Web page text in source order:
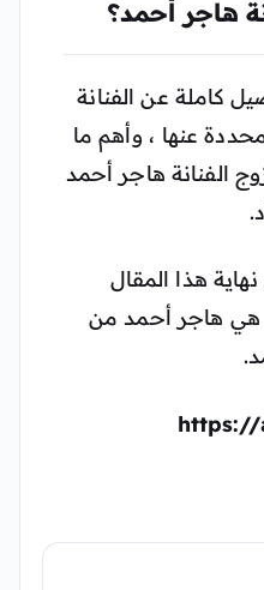
هاجر أحمد؟
كاملة عن الفنانة
عنها ، وأهم ما
الفنانة هاجر أحمد
هذا المقال
هي هاجر أحمد من
https://